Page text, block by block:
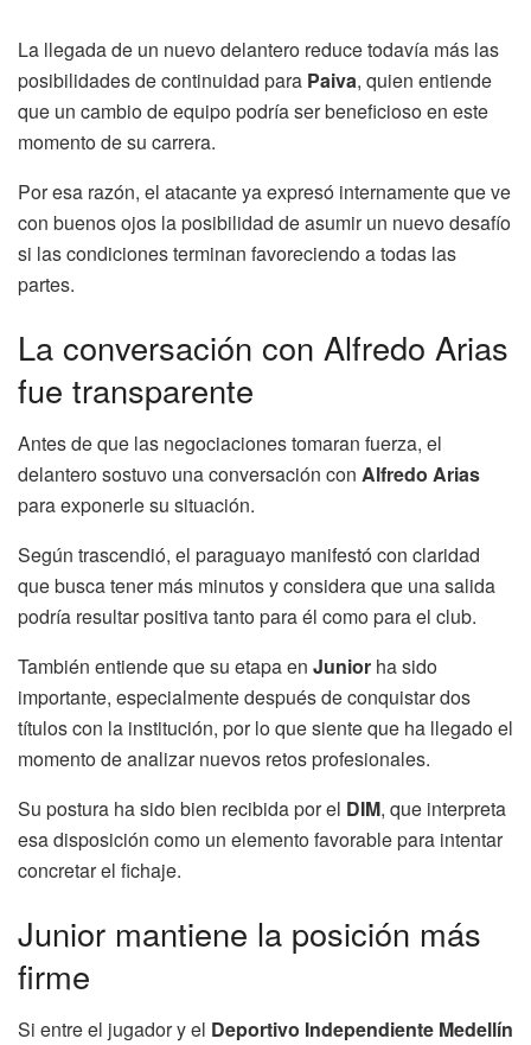
La llegada de un nuevo delantero reduce todavía más las
posibilidades de continuidad para Paiva, quien entiende
que un cambio de equipo podría ser beneficioso en este
momento de su carrera.
Por esa razón, el atacante ya expresó internamente que ve
con buenos ojos la posibilidad de asumir un nuevo desafío
si las condiciones terminan favoreciendo a todas las
partes.
La conversación con Alfredo Arias
fue transparente
Antes de que las negociaciones tomaran fuerza, el
delantero sostuvo una conversación con Alfredo Arias
para exponerle su situación.
Según trascendió, el paraguayo manifestó con claridad
que busca tener más minutos y considera que una salida
podría resultar positiva tanto para él como para el club.
También entiende que su etapa en Junior ha sido
importante, especialmente después de conquistar dos
títulos con la institución, por lo que siente que ha llegado el
momento de analizar nuevos retos profesionales.
Su postura ha sido bien recibida por el DIM, que interpreta
esa disposición como un elemento favorable para intentar
concretar el fichaje.
Junior mantiene la posición más
firme
Si entre el jugador y el Deportivo Independiente Medellín